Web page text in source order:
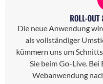
ROLL-
Die neue Anwendung
als vollständiger
kümmern uns um
Sie beim Go-Live.
Webanwendung